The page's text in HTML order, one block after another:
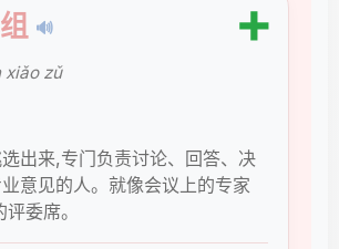
🔊 ➕
xiǎo zǔ
出来,专门负责讨论、回答、决
意见的人。就像会议上的专家
委席。